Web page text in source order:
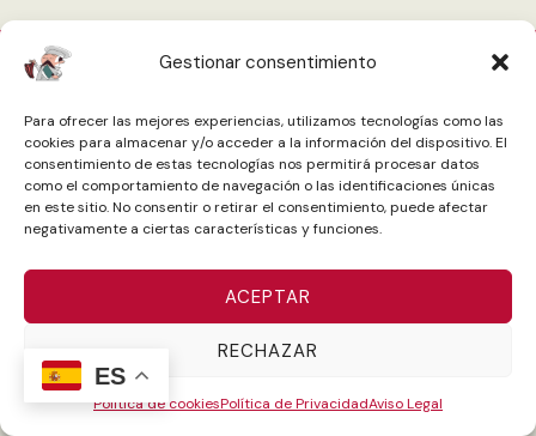
Gestionar consentimiento
Para ofrecer las mejores experiencias, utilizamos tecnologías como las
cookies para almacenar y/o acceder a la información del dispositivo. El
consentimiento de estas tecnologías nos permitirá procesar datos
como el comportamiento de navegación o las identificaciones únicas
en este sitio. No consentir o retirar el consentimiento, puede afectar
negativamente a ciertas características y funciones.
ACEPTAR
RECHAZAR
Política de cookiesPolítica de PrivacidadAviso Legal
Términos y condiciones Política de cookies
Política de Privacidad Aviso Legal
Programa Kit Digital cofinanciado por los fondos Next Generation
(EU) del mecanismo de recuperación y resiliencia.
ES